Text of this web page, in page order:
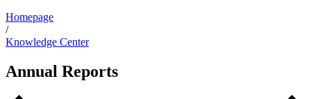
Homepage
/
Knowledge Center
Annual Reports